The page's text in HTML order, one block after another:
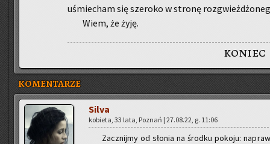
uśmie­cham się sze­ro­ko w stro­nę
Wiem, że żyję.
koniec
KOMENTARZE
Silva
ko­bie­ta, 33 lata, Po­znań | 27.08.22, g. 11:06
Za­cznij­my od sło­nia na środ­ku po­ko­ju: